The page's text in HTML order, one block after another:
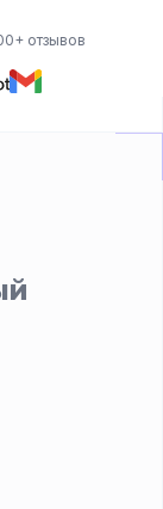
отзывов